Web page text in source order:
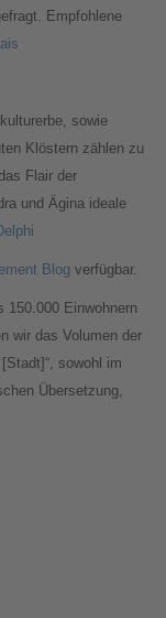
Empfohlene
sowie
Klöstern zählen zu
Flair der
und Ägina ideale
Blog verfügbar.
150.000 Einwohnern
wir das Volumen der
sowohl im
Übersetzung,